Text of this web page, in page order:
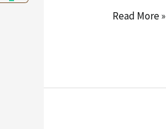
Read More »